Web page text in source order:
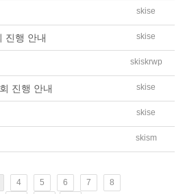
1학기 Basic English-Math 집중 과정 운영
skise
진행 안내 skise
skiskrwp
진행 안내 skise
Basic English-Math 집중 과정 운영 안내
skise
skism
4 5 6 7
8